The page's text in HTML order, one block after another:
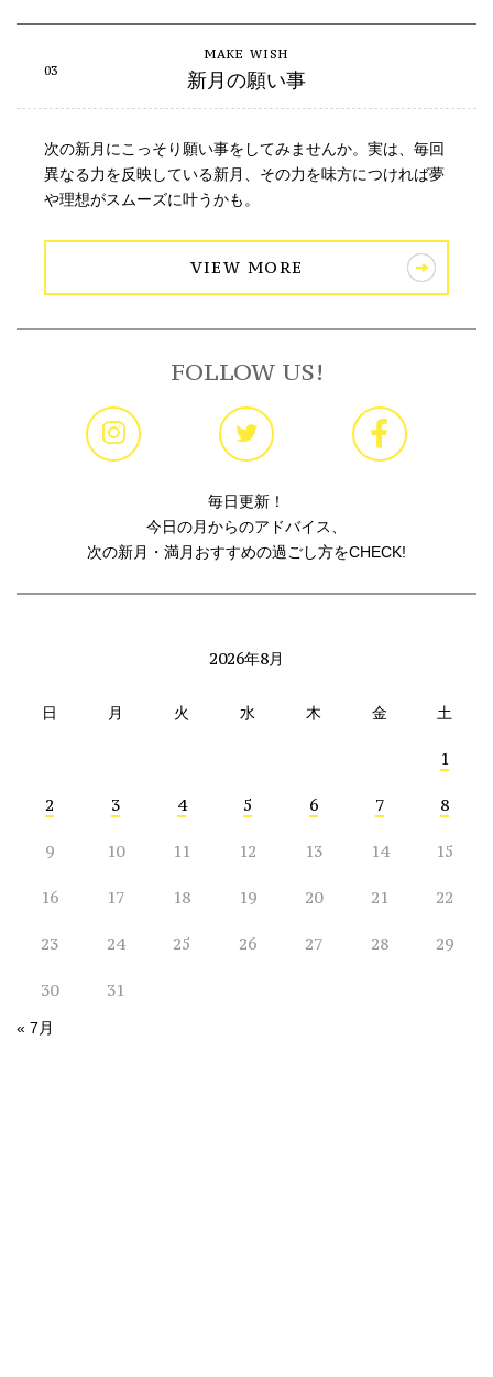
新月の願い事
次の新月にこっそり願い事をしてみませんか。実は、毎回
異なる力を反映している新月、その力を味方につければ夢
や理想がスムーズに叶うかも。
VIEW MORE
FOLLOW US!
毎日更新！
今日の月からのアドバイス、
次の新月・満月おすすめの過ごし方をCHECK!
2026年8月
日 月 火 水 木 金 土
1
2 3 4 5 6 7 8
9 10 11 12 13 14 15
16 17 18 19 20 21 22
23 24 25 26 27 28 29
30 31
« 7月